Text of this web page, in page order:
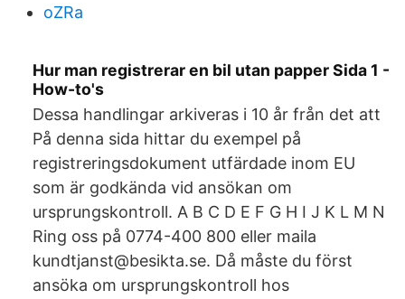
oZRa
Hur man registrerar en bil utan papper Sida 1 -
How-to's
Dessa handlingar arkiveras i 10 år från det att
På denna sida hittar du exempel på
registreringsdokument utfärdade inom EU
som är godkända vid ansökan om
ursprungskontroll. A B C D E F G H I J K L M N
Ring oss på 0774-400 800 eller maila
kundtjanst@besikta.se. Då måste du först
ansöka om ursprungskontroll hos